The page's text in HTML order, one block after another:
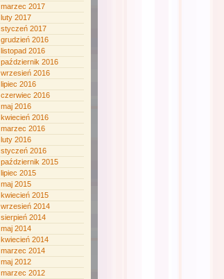
marzec 2017
luty 2017
styczeń 2017
grudzień 2016
listopad 2016
październik 2016
wrzesień 2016
lipiec 2016
czerwiec 2016
maj 2016
kwiecień 2016
marzec 2016
luty 2016
styczeń 2016
październik 2015
lipiec 2015
maj 2015
kwiecień 2015
wrzesień 2014
sierpień 2014
maj 2014
kwiecień 2014
marzec 2014
maj 2012
marzec 2012